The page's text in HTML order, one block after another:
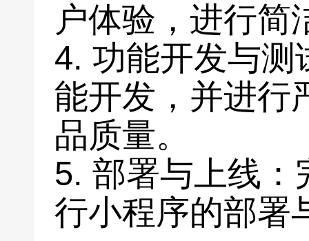
户体验，进行简
4. 功能开发与测
能开发，并进行
品质量。
5. 部署与上线：
行小程序的部署